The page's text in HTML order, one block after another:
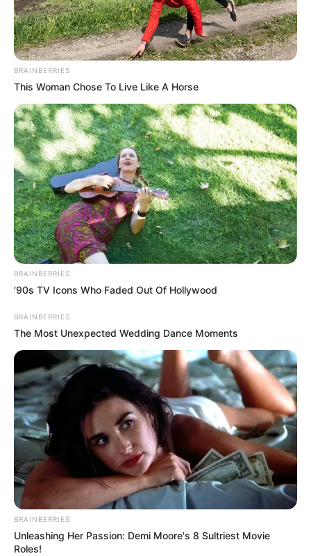
BRAINBERRIES
This Woman Chose To Live Like A Horse
BRAINBERRIES
’90s TV Icons Who Faded Out Of Hollywood
BRAINBERRIES
The Most Unexpected Wedding Dance Moments
BRAINBERRIES
Unleashing Her Passion: Demi Moore's 8 Sultriest Movie
Roles!